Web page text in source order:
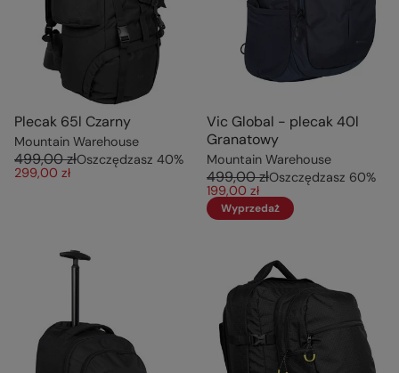
Plecak 65l Czarny
Mountain Warehouse
499,00 złOszczędzasz 40%
299,00 zł
Vic Global - plecak 40l
Granatowy
Mountain Warehouse
499,00 złOszczędzasz 60%
199,00 zł
Wyprzedaż